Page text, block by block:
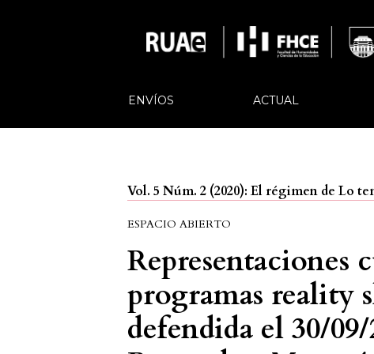
ENVÍOS ACTUAL
Vol. 5 Núm. 2 (2020): El régimen de Lo
ESPACIO ABIERTO
Representaciones
programas reality
defendida el 30/